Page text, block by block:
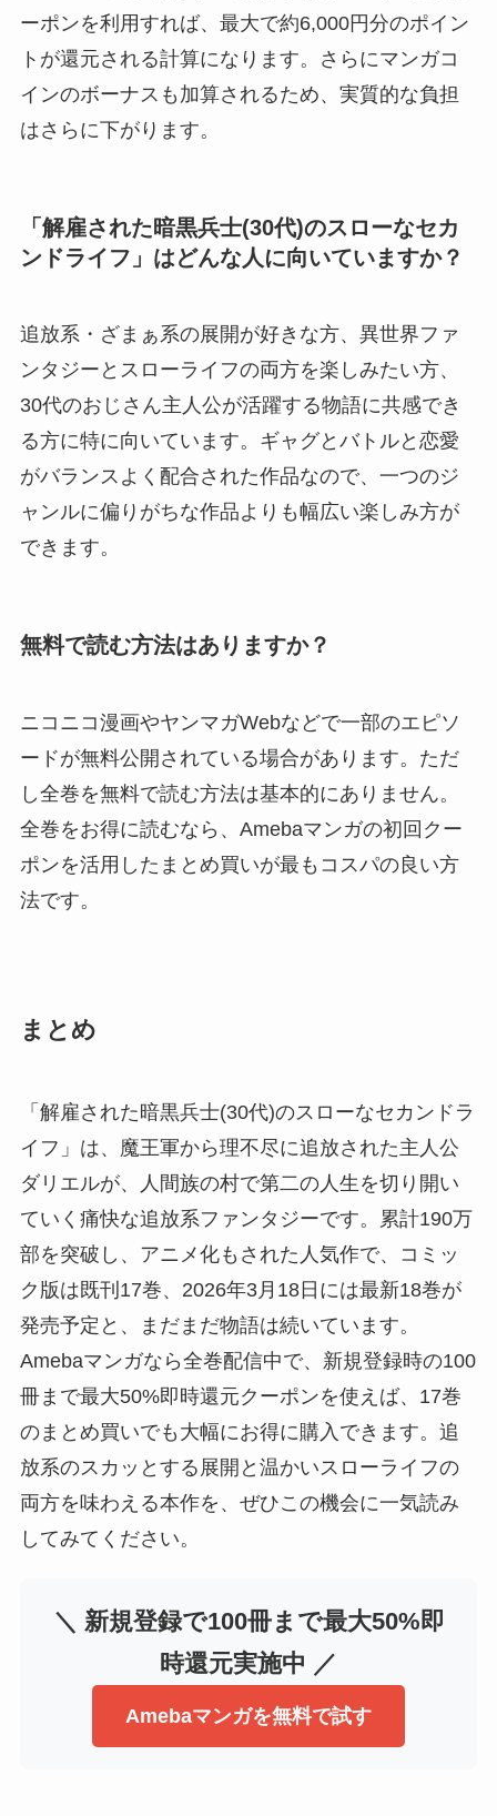
ーポンを利用すれば、最大で約6,000円分のポイン
トが還元される計算になります。さらにマンガコ
インのボーナスも加算されるため、実質的な負担
はさらに下がります。
「解雇された暗黒兵士(30代)のスローなセカ
ンドライフ」はどんな人に向いていますか？
追放系・ざまぁ系の展開が好きな方、異世界ファ
ンタジーとスローライフの両方を楽しみたい方、
30代のおじさん主人公が活躍する物語に共感でき
る方に特に向いています。ギャグとバトルと恋愛
がバランスよく配合された作品なので、一つのジ
ャンルに偏りがちな作品よりも幅広い楽しみ方が
できます。
無料で読む方法はありますか？
ニコニコ漫画やヤンマガWebなどで一部のエピソ
ードが無料公開されている場合があります。ただ
し全巻を無料で読む方法は基本的にありません。
全巻をお得に読むなら、Amebaマンガの初回クー
ポンを活用したまとめ買いが最もコスパの良い方
法です。
まとめ
「解雇された暗黒兵士(30代)のスローなセカンドラ
イフ」は、魔王軍から理不尽に追放された主人公
ダリエルが、人間族の村で第二の人生を切り開い
ていく痛快な追放系ファンタジーです。累計190万
部を突破し、アニメ化もされた人気作で、コミッ
ク版は既刊17巻、2026年3月18日には最新18巻が
発売予定と、まだまだ物語は続いています。
Amebaマンガなら全巻配信中で、新規登録時の100
冊まで最大50%即時還元クーポンを使えば、17巻
のまとめ買いでも大幅にお得に購入できます。追
放系のスカッとする展開と温かいスローライフの
両方を味わえる本作を、ぜひこの機会に一気読み
してみてください。
＼ 新規登録で100冊まで最大50%即
時還元実施中 ／
Amebaマンガを無料で試す